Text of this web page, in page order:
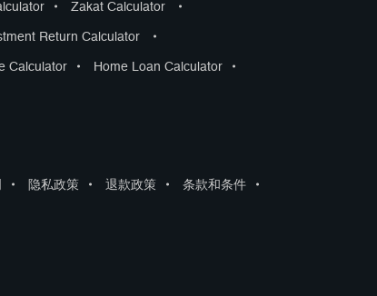
• Zakat Calculator •
Return Calculator •
Calculator • Home Loan Calculator •
• 隐私政策 • 退款政策 • 条款和条件 •